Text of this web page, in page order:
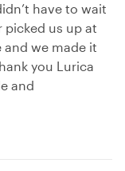
have to wait
picked us up at
we made it
you Lurica
and